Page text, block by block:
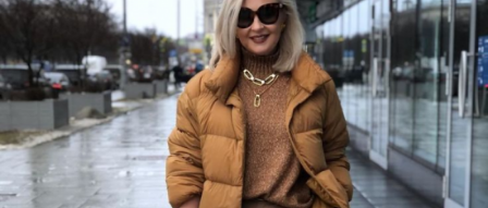
арабских дизайнеров, рассеялись как дым. А столько красоты
сегодня сложно увидеть на других известных неделях
мод.Самое интересное сейчас покажу ?